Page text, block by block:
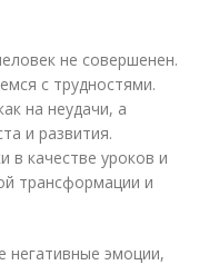
не совершенен.
с трудностями.
на неудачи, а
и развития.
в качестве уроков и
трансформации и
негативные эмоции,